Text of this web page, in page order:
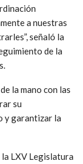
a nuestras
señaló la
de la
la mano con las
su
y garantizar la
LXV Legislatura